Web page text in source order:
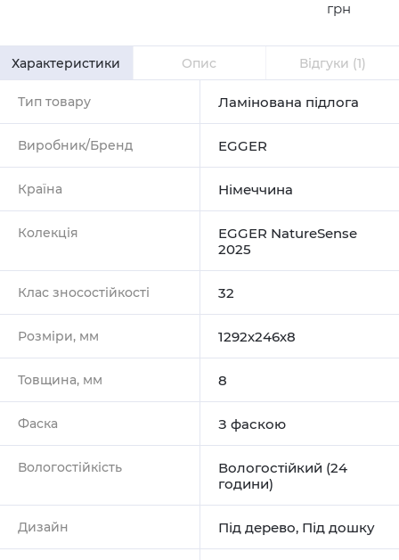
грн
Характеристики Опис Відгуки (1)
Тип товару Ламінована підлога
Виробник/Бренд EGGER
Країна Німеччина
Колекція
EGGER NatureSense
2025
Клас зносостійкості 32
Розміри, мм 1292х246х8
Товщина, мм 8
Фаска З фаскою
Вологостійкість
Вологостійкий (24
години)
Дизайн Під дерево, Під дошку